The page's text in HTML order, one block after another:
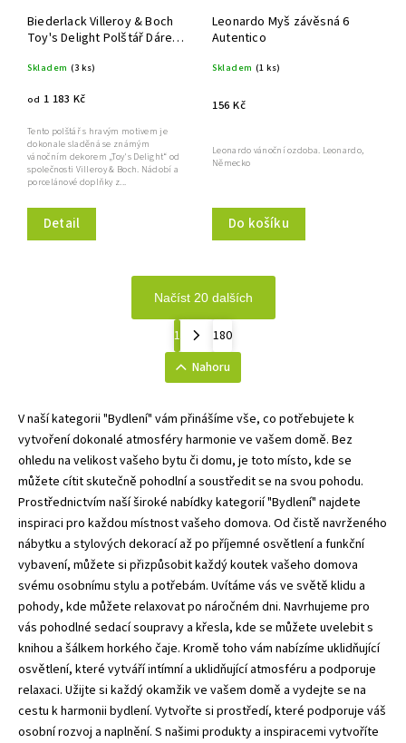
Biederlack Villeroy & Boch
Toy's Delight Polštář Dárek
Skladem (3 ks)
od 1 183 Kč
Detail
Tento polštář s hravým motivem je
dokonale sladěná se známým
vánočním dekorem „Toy's Delight“ od
společnosti Villeroy & Boch. Nádobí a
porcelánové doplňky z...
Leonardo Myš závěsná 6
Autentico
Skladem (1 ks)
156 Kč
Do košíku
Leonardo vánoční ozdoba. Leonardo,
Německo
Načíst 20 dalších
1
180
Nahoru
V naší kategorii "Bydlení" vám přinášíme vše, co potřebujete k
vytvoření dokonalé atmosféry harmonie ve vašem domě. Bez
ohledu na velikost vašeho bytu či domu, je toto místo, kde se
můžete cítit skutečně pohodlní a soustředit se na svou pohodu.
Prostřednictvím naší široké nabídky kategorií "Bydlení" najdete
inspiraci pro každou místnost vašeho domova. Od čistě navrženého
nábytku a stylových dekorací až po příjemné osvětlení a funkční
vybavení, můžete si přizpůsobit každý koutek vašeho domova
svému osobnímu stylu a potřebám. Uvítáme vás ve světě klidu a
pohody, kde můžete relaxovat po náročném dni. Navrhujeme pro
vás pohodlné sedací soupravy a křesla, kde se můžete uvelebit s
knihou a šálkem horkého čaje. Kromě toho vám nabízíme uklidňující
osvětlení, které vytváří intímní a uklidňující atmosféru a podporuje
relaxaci. Užijte si každý okamžik ve vašem domě a vydejte se na
cestu k harmonii bydlení. Vytvořte si prostředí, které podporuje váš
osobní rozvoj a naplnění. S našimi produkty a inspiracemi vytvoříte